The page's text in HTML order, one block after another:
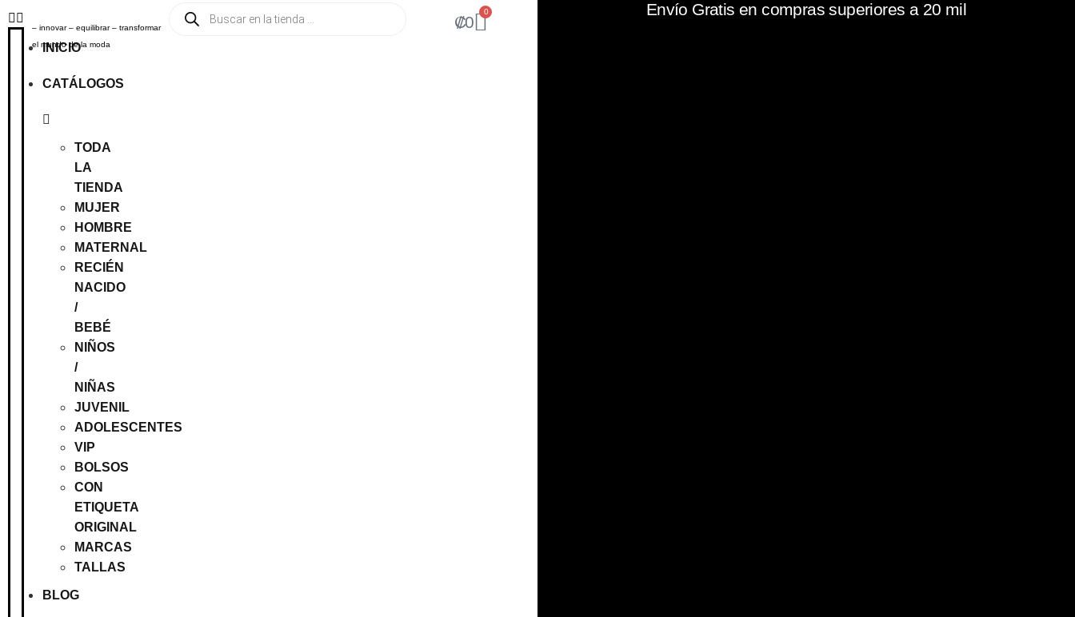
INICIO
CATÁLOGOS
TODA
LA
TIENDA
MUJER
HOMBRE
MATERNAL
RECIÉN
NACIDO
/
BEBÉ
NIÑOS
/
NIÑAS
JUVENIL
ADOLESCENTES
VIP
BOLSOS
CON
ETIQUETA
ORIGINAL
MARCAS
TALLAS
BLOG
– innovar – equilibrar – transformar
el mundo de la moda
₡0
0 Envío Gratis en compras superiores a 20 mil